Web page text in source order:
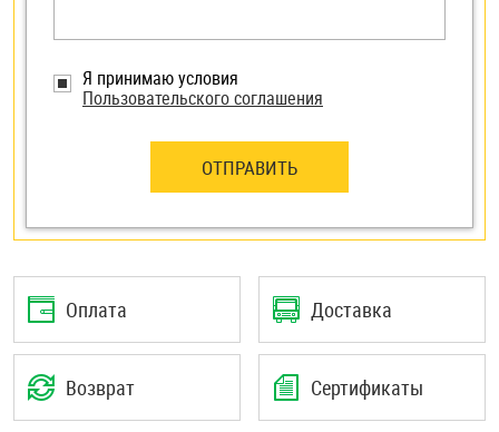
Я принимаю условия
Пользовательского соглашения
ОТПРАВИТЬ
Оплата Доставка
Возврат Сертификаты